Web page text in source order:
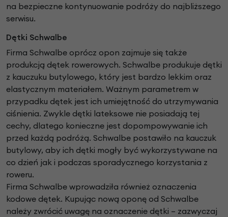
na bezpieczne kontynuowanie podróży do najbliższego
serwisu.
Dętki Schwalbe
Firma Schwalbe oprócz opon zajmuje się także
produkcją dętek rowerowych. Schwalbe produkuje dętki
z kauczuku butylowego, który jest bardzo lekkim oraz
elastycznym materiałem. Ważnym parametrem w
przypadku dętek jest ich umiejętność do utrzymywania
ciśnienia. Zwykle dętki lateksowe nie posiadają tej
cechy, dlatego konieczne jest dopompowywanie ich
przed każdą podróżą. Schwalbe postawiło na kauczuk
butylowy, aby ich dętki mogły być wykorzystywane na
co dzień jak i podczas sporadycznego korzystania z
roweru.
Firma Schwalbe wprowadziła również oznaczenia
kodowe dętek. Kupując nową oponę od Schwalbe
należy zwrócić uwagę na oznaczenie dętki – zazwyczaj